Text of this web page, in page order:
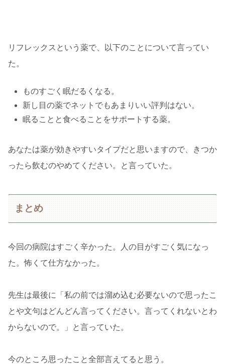
リフレックスという薬で、以下のことについて言ってい
た。
ものすごく眠だるくなる。
新し目の薬でネットでもあまりいい評判はない。
眠ることと食べることをサポートする薬。
あなたは薬が効きやすいタイプだと思いますので、きつか
ったら飲むのやめてください。と言っていた。
まとめ
今回の病院はすごく辛かった。人の目がすごく気になっ
た。怖くて仕方なかった。
先生は最後に「私の前では溜め込む必要ないので思ったこ
とや文句はどんどん言ってください。言ってくれないとわ
からないので。」と言っていた。
今のところ思ったこと全部言えてると思う。